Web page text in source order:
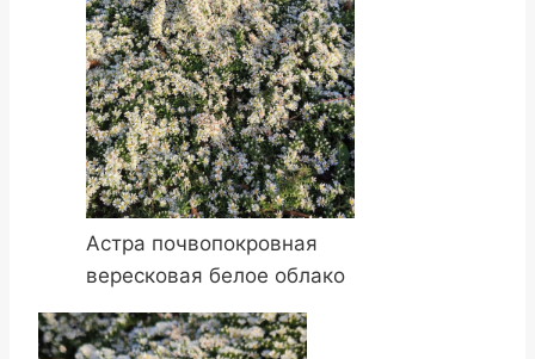
Астра почвопокровная
вересковая белое облако